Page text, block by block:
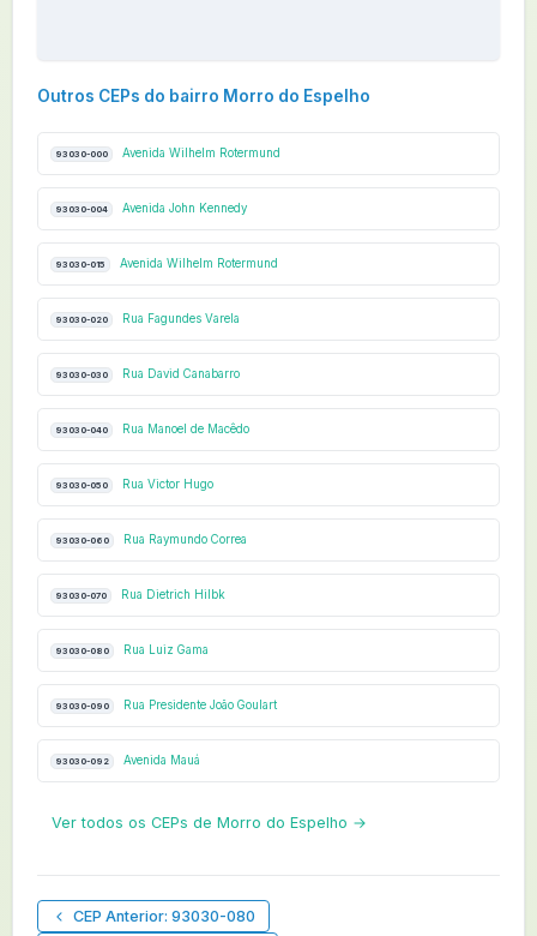
Outros CEPs do bairro Morro do Espelho
93030-000 Avenida Wilhelm Rotermund
93030-004 Avenida John Kennedy
93030-015 Avenida Wilhelm Rotermund
93030-020 Rua Fagundes Varela
93030-030 Rua David Canabarro
93030-040 Rua Manoel de Macêdo
93030-050 Rua Victor Hugo
93030-060 Rua Raymundo Correa
93030-070 Rua Dietrich Hilbk
93030-080 Rua Luiz Gama
93030-090 Rua Presidente João Goulart
93030-092 Avenida Mauá
Ver todos os CEPs de Morro do Espelho →
CEP Anterior: 93030-080